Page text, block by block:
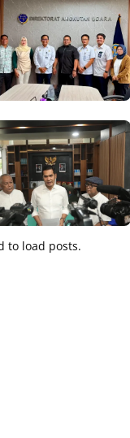
to load posts.